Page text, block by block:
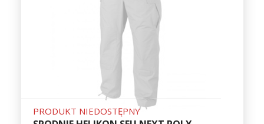
PRODUKT NIEDOSTĘPNY